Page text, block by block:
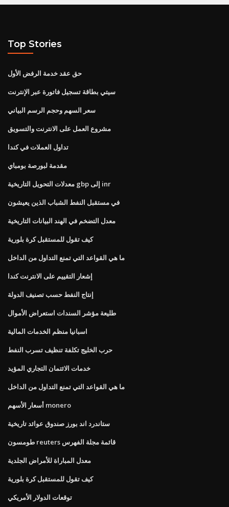
Top Stories
حق عقد خدمة الرفض الأول
سيتي بطاقة تسجيل فاتورة عبر الإنترنت
سعر السهم وحجم الرسم البياني
مشروع العمل على الانترنت والتسويق
تداول العملات في كندا
مقدمة لبورصة بومباي
معدلات التحويل التاريخية gbp إلى inr
في مستقبل النفط الشباب الذين يعيشون
معدل التضخم في الهند البيانات التاريخية
كيف تقول للمستقبل كرة بلورية
ما هي القواعد التي تمنع التداول من الداخل
إشعار التقييم على الانترنت كندا
إنتاج النفط حسب تصنيف الدولة
طليعة مؤشر السندات استعراض الأموال
اسبانيا منظم الخدمات المالية
حرب الخليج تكلفة تنظيف تسرب النفط
خدمات الائتمان التجاري المؤيد
ما هي القواعد التي تمنع التداول من الداخل
أسعار الأسهم monero
ستاندرد اند بورز صندوق عوائد تاريخية
طومسون reuters قائمة مجلة الفهرس
معدل المباراة للأمراض الجلدية
كيف تقول للمستقبل كرة بلورية
توقعات الدولار الأمريكي